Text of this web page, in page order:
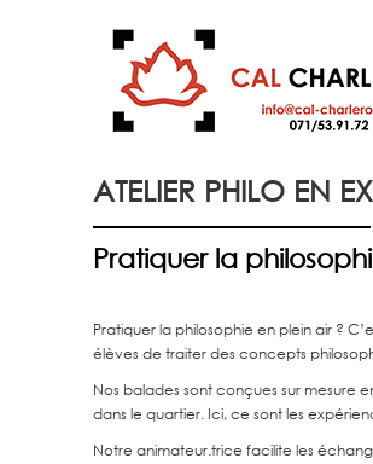
ATELIER PHILO EN
Pratiquer la
Pratiquer la philosophie en plein air ?
élèves de traiter des concepts
Nos balades sont conçues sur mesure
dans le quartier. Ici, ce sont les
Notre animateur.trice facilite les